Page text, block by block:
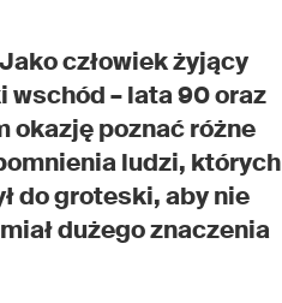
człowiek żyjący
– lata 90 oraz
okazję poznać różne
ludzi, których
do groteski, aby nie
dużego znaczenia